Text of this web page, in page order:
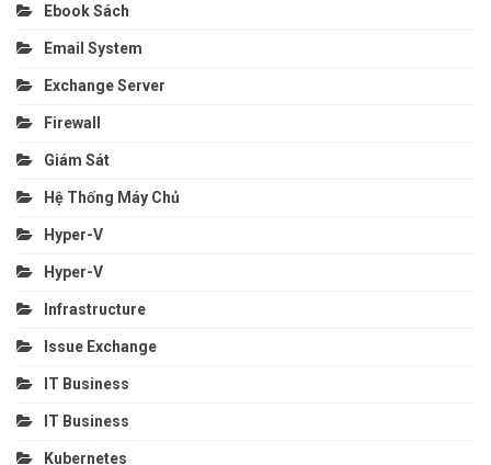
Ebook Sách
Email System
Exchange Server
Firewall
Giám Sát
Hệ Thống Máy Chủ
Hyper-V
Hyper-V
Infrastructure
Issue Exchange
IT Business
IT Business
Kubernetes